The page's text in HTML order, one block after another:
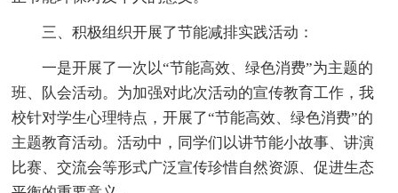
三、积极组织开展了节能减排实践活动：
一是开展了一次以“节能高效、绿色消费”为主题的
班、队会活动。为加强对此次活动的宣传教育工作，我
校针对学生心理特点，开展了“节能高效、绿色消费”的
主题教育活动。活动中，同学们以讲节能小故事、讲演
比赛、交流会等形式广泛宣传珍惜自然资源、促进生态